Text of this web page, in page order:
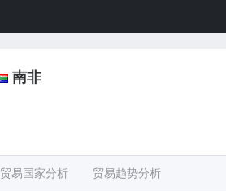
南非
贸易国家分析 贸易趋势分析